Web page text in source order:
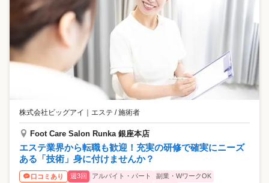
株式会社ビッグアイ ｜ エステ / 施術者
Foot Care Salon Runka 銀座本店
エステ業界から転職も歓迎！充実の研修で確実にニーズ
ある「技術」身に付けませんか？
口コミあり 週3回 アルバイト・パート
副業・WワークOK